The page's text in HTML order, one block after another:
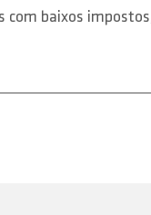
baixos